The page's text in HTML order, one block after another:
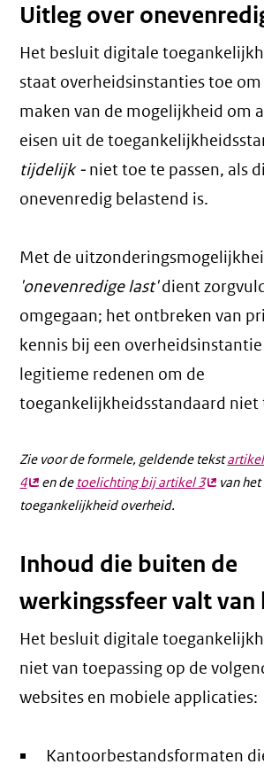
Uitleg over
Het besluit digitale
staat overheidsinstanties toe
maken van de mogelijkheid om
eisen uit de
tijdelijk - niet toe te passen, als
onevenredig belastend is.
Met de
'onevenredige last'dient
omgegaan; het ontbreken van
kennis bij een
legitieme redenen om de
toegankelijkheidsstandaard niet
Zie voor de formele, geldende tekst
4(externe
link)
en de toelichting bij artikel 3(externe
van
toegankelijkheid overheid.
Inhoud die buiten de
werkingssfeer valt van
Het besluit digitale
niet van toepassing op de
websites en mobiele applicaties:
Kantoorbestandsformaten